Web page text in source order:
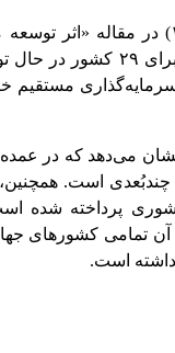
(۱۳۹۴) در مقاله «اثر
مستقیم
می‌دهد که در عمده
است.
پرداخته شده
است.